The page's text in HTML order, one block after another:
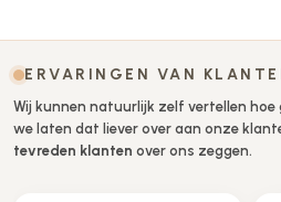
ERVARINGEN VAN
Wij kunnen natuurlijk zelf vertellen hoe
we laten dat liever over aan onze
tevreden klanten over ons zeggen.